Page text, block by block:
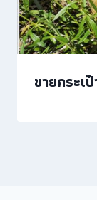
ขายกระเ